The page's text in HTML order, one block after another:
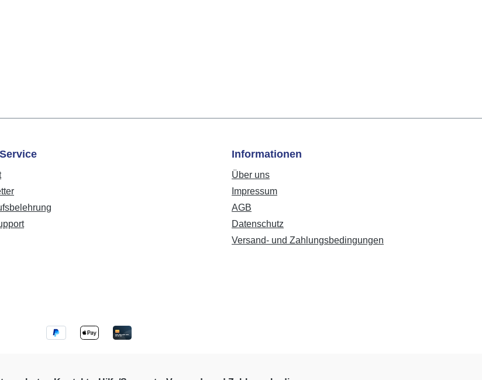
Informationen
Über uns
Impressum
AGB
Datenschutz
Versand- und Zahlungsbedingungen